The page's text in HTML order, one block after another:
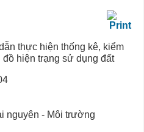
thực hiện thống kê, kiểm
hiện trạng sử dụng đất
nguyên - Môi trường